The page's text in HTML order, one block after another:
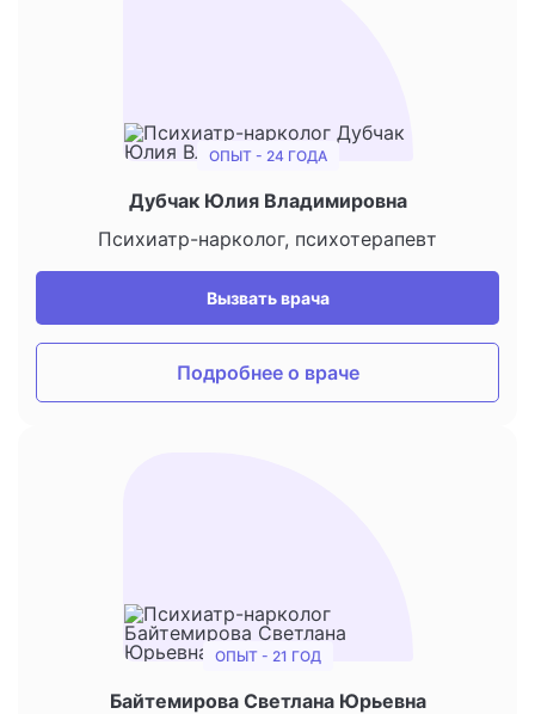
ОПЫТ - 24 ГОДА
Дубчак Юлия Владимировна
Психиатр-нарколог, психотерапевт
Вызвать врача
Подробнее о враче
ОПЫТ - 21 ГОД
Байтемирова Светлана Юрьевна